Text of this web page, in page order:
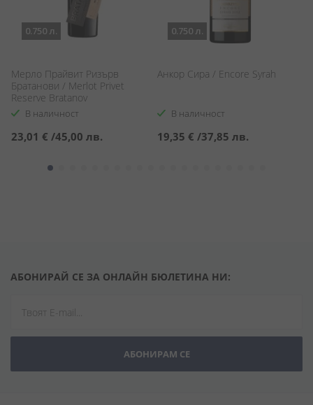
0.750 л.
Мерло Прайвит Ризърв
Братанови / Merlot Privet
Reserve Bratanov
В наличност
23,01 € /45,00 лв.
0.750 л.
Анкор Сира / Encore Syrah
В наличност
19,35 € /37,85 лв.
АБОНИРАЙ СЕ ЗА ОНЛАЙН БЮЛЕТИНА НИ:
АБОНИРАМ СЕ